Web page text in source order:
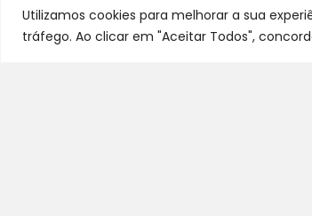
Utilizamos cookies para melhorar a sua
tráfego. Ao clicar em "Aceitar Todos",